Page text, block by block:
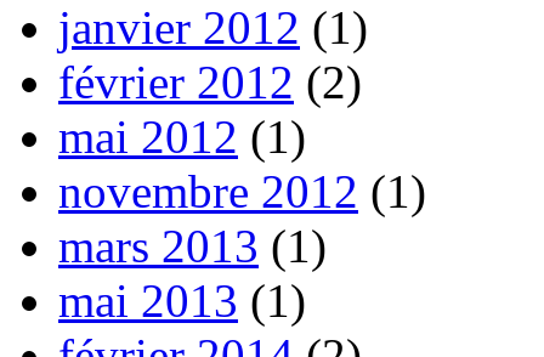
janvier 2012 (1)
février 2012 (2)
mai 2012 (1)
novembre 2012 (1)
mars 2013 (1)
mai 2013 (1)